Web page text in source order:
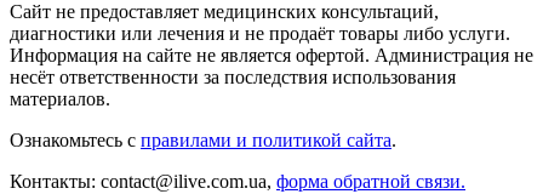
Сайт не предоставляет медицинских консультаций,
диагностики или лечения и не продаёт товары либо услуги.
Информация на сайте не является офертой. Администрация не
несёт ответственности за последствия использования
материалов.
Ознакомьтесь с правилами и политикой сайта.
Контакты: contact@ilive.com.ua, форма обратной связи.